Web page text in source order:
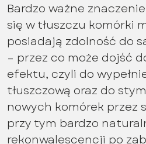
Bardzo ważne
się w tłuszczu komórki
posiadają zdolność do
– przez co może dojść
efektu, czyli do
tłuszczową oraz do
nowych komórek przez
przy tym bardzo
rekonwalescencji po